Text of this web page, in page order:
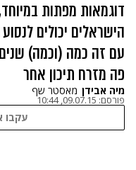
דוגמאות מפתות
הישראלים יכולים
עם זה כמה (וכמה)
פה מזרח תיכון אחר
מיה אבידן מאסטר שף
פורסם: 09.07.15, 10:44
עקבו